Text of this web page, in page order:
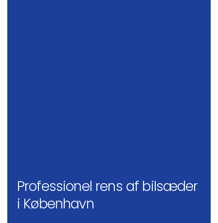
Professionel rens af bilsæder
i København